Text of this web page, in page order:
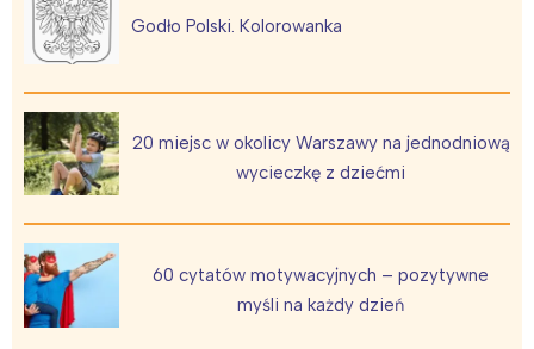
Godło Polski. Kolorowanka
20 miejsc w okolicy Warszawy na jednodniową
wycieczkę z dziećmi
60 cytatów motywacyjnych – pozytywne
myśli na każdy dzień